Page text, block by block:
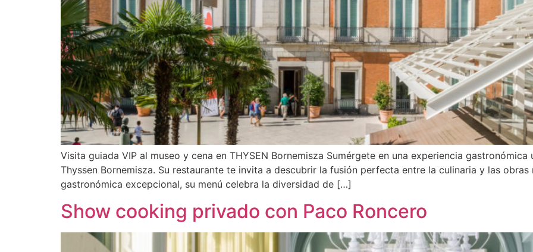
Visita guiada VIP al museo y cena en THYSEN Bornemisza Sumérgete en una experiencia
Thyssen Bornemisza. Su restaurante te invita a descubrir la fusión perfecta entre la culinaria y las
gastronómica excepcional, su menú celebra la diversidad de […]
Show cooking privado con Paco Roncero